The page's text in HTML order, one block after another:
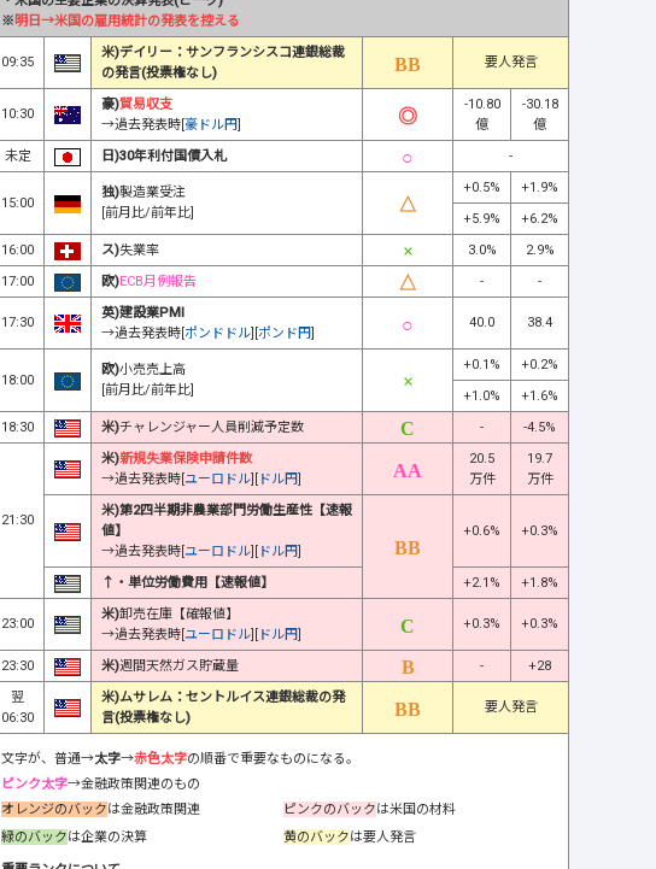
※明日→米国の雇用統計の発表を控える
09:35
米)デイリー：サンフランシスコ連銀総裁
の発言(投票権なし)
要人発言
10:30
豪)貿易収支
→過去発表時[豪ドル円]
-10.80
億
-30.18
億
未定
日)30年利付国債入札 -
15:00
独)製造業受注
[前月比/前年比]
+0.5%
+1.9%
+5.9%
+6.2%
16:00
ス)失業率 3.0%
2.9%
17:00
欧)ECB月例報告 - -
17:30
英)建設業PMI
→過去発表時[ポンドドル][ポンド円]
40.0 38.4
18:00
欧)小売売上高
[前月比/前年比]
+0.1%
+0.2%
+1.0%
+1.6%
18:30
米)チャレンジャー人員削減予定数 - -4.5%
21:30
米)新規失業保険申請件数
→過去発表時[ユーロドル][ ドル円]
20.5
万件
19.7
万件
米)第2四半期非農業部門労働生産性【速報
値】
→過去発表時[ユーロドル][ ドル円]
+0.6% +0.3%
↑・単位労働費用【速報値】 +2.1% +1.8%
23:00
米)卸売在庫【確報値】
→過去発表時[ユーロドル][ ドル円]
+0.3% +0.3%
23:30 米)週間天然ガス貯蔵量 -
+28
翌
06:30
米)ムサレム：セントルイス連銀総裁の発
言(投票権なし)
要人発言
文字が、普通→太字→赤色太字の順番で重要なものになる。
ピンク太字→金融政策関連のもの
オレンジのバックは金融政策関連 ピンクのバックは米国の材料
緑のバックは企業の決算 黄のバックは要人発言